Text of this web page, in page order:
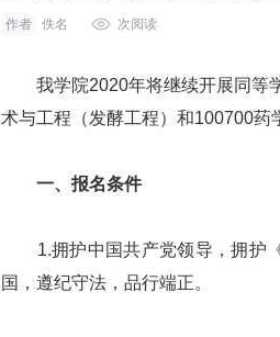
作者 佚名 次阅读
我学院2020年将继续开展同等学
术与工程（发酵工程）和100700药
一、报名条件
1.拥护中国共产党领导，拥护《
国，遵纪守法，品行端正。